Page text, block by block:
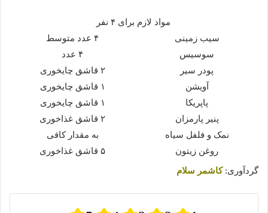
مواد لازم برای ۴ نفر
سیب زمینی
۴ عدد متوسط
سوسیس
۴ عدد
پودر سیر
۲ قاشق چایخوری
آویشن
۱ قاشق چایخوری
پاپریکا
۱ قاشق چایخوری
پنیر پارمزان
۲ قاشق غذاخوری
نمک و فلفل سیاه
به مقدار کافی
روغن زیتون
۵ قاشق غذاخوری
گردآوری:کاشمر سلام